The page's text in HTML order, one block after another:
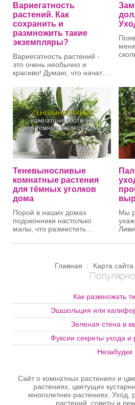
Вариегатность
растений. Как
сохранить и
размножить такие
экземпляры?
Вариегатность растений -
это очень необычно и
красиво! Думаю, что начать
приведу немало примеров
этому утверждению. Это не
листики как под копирку, с
определённым узором, нет!
Это всевозможные
случайные рисунки на
листьях, как бы
обесцвеченные природой
случайными мазками.
его
Теневыносливые
комнатные растения
для тёмных уголков
дома
Порой в наших домах
подоконники настолько
малы, что разместить
просто нереально. Ведь
необходима своя доля
солнечных лучей, без
все комнатные цветы
требуют обилия света. Есть
виды, прекрасно
произрастающие даже в
темных уголках квартиры.
Какие же растения подойдут
для этих затенённых мест?
Мы
Главная Карта сайта
Как размножать
Эшшольция или
Зеленая стена в
Фуксии секреты ухода и
Незабудки
Сайт о комнатных растениях и
растениях, цветущих
многолетних растениях. Уход,
растений, советы и